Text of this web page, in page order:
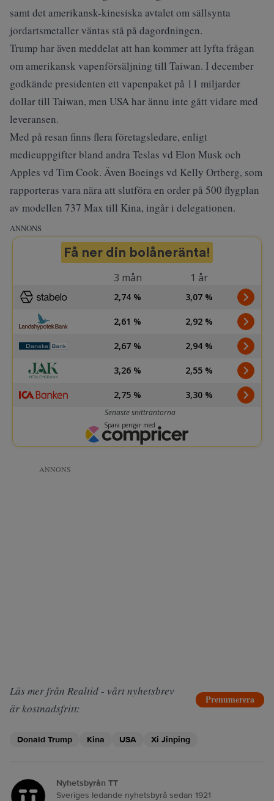
samt det amerikansk-kinesiska avtalet om sällsynta
jordartsmetaller väntas stå på dagordningen.
Trump har även meddelat att han kommer att lyfta frågan
om amerikansk vapenförsäljning till Taiwan. I december
godkände presidenten ett vapenpaket på 11 miljarder
dollar till Taiwan, men USA har ännu inte gått vidare med
leveransen.
Med på resan finns flera företagsledare, enligt
medieuppgifter bland andra Teslas vd Elon Musk och
Apples vd Tim Cook. Även Boeings vd Kelly Ortberg, som
rapporteras vara nära att slutföra en order på 500 flygplan
av modellen 737 Max till Kina, ingår i delegationen.
ANNONS
ANNONS
Läs mer från Realtid - vårt nyhetsbrev
är kostnadsfritt:
Prenumerera
Donald Trump Kina USA Xi Jinping
Nyhetsbyrån TT
Sveriges ledande nyhetsbyrå sedan 1921